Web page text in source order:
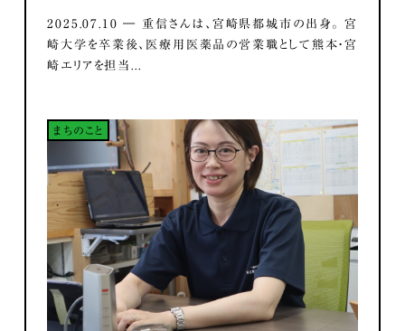
2025.07.10 ― 重信さんは、宮崎県都城市の出身。 宮
崎大学を卒業後、医療用医薬品の営業職として熊本・宮
崎エリアを担当...
まちのこと